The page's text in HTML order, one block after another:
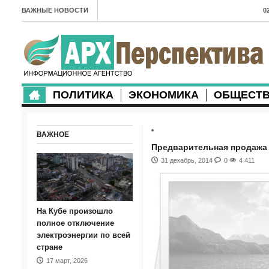
ВАЖНЫЕ НОВОСТИ
ПОЛИТИКА ЭКОНОМИКА
Предварительная
31 декабрь, 2014 0 4 411
ВАЖНОЕ
На Кубе произошло
полное отключение
электроэнергии по всей
стране
17 март, 2026